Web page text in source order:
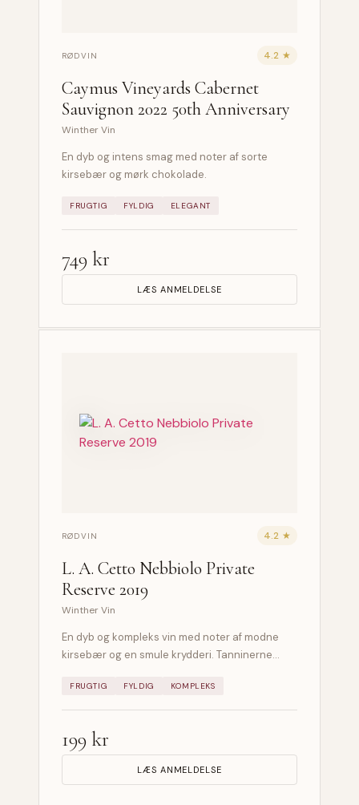
RØDVIN 4.2 ★
Caymus Vineyards Cabernet
Sauvignon 2022 50th Anniversary
Winther Vin
En dyb og intens smag med noter af sorte
kirsebær og mørk chokolade.
FRUGTIG FYLDIG ELEGANT
749 kr
LÆS ANMELDELSE
RØDVIN 4.2 ★
L. A. Cetto Nebbiolo Private
Reserve 2019
Winther Vin
En dyb og kompleks vin med noter af modne
kirsebær og en smule krydderi. Tanninerne…
FRUGTIG FYLDIG KOMPLEKS
199 kr
LÆS ANMELDELSE